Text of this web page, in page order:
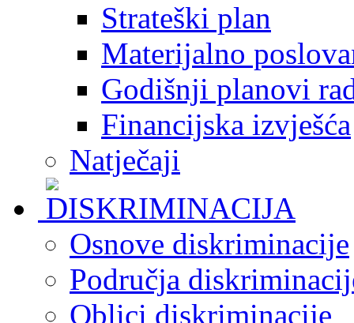
Strateški plan
Materijalno
Godišnji planovi
Financijska izvješća
Natječaji
Osnove diskriminacije
Područja
Oblici diskriminacije